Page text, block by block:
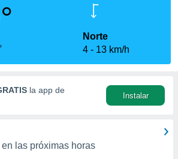
Norte
4
13 km/h
la app de
Instalar
en las próximas horas